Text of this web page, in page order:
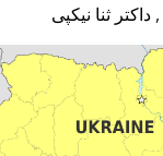
, داکتر ثنا نیکپی